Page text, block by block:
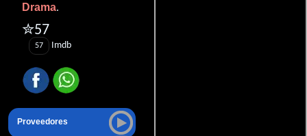
Drama.
✮57
57 Imdb
Proveedores